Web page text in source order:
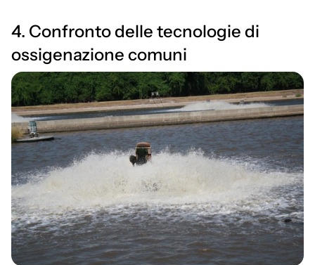
4. Confronto delle tecnologie di
ossigenazione comuni